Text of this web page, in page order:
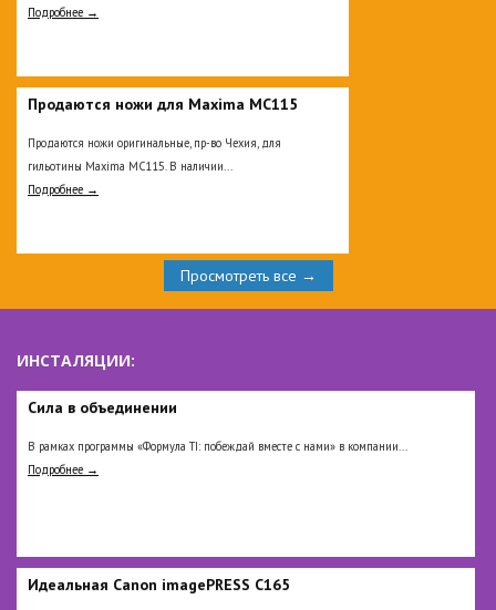
Подробнее →
Продаются ножи для Maxima MC115
Продаются ножи оригинальные, пр-во Чехия, для
гильотины Maxima MC115. В наличии...
Подробнее →
Просмотреть все →
ИНСТАЛЯЦИИ:
Сила в объединении
В рамках программы «Формула TI: побеждай вместе с нами» в компании...
Подробнее →
Идеальная Сanon imagePRESS C165